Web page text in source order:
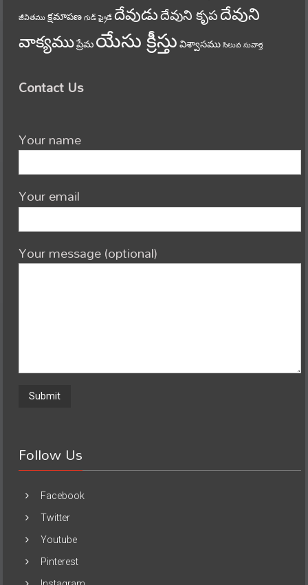
జీవితము క్షమాపణ గుడ్ ఫ్రైడే దేవుడుదేవుని కృపదేవుని
వాక్యముప్రేమ యేసు క్రీస్తు విశ్వాసము సిలువ సువార్త
Contact Us
Your name
Your email
Your message (optional)
Follow Us
Facebook
Twitter
Youtube
Pinterest